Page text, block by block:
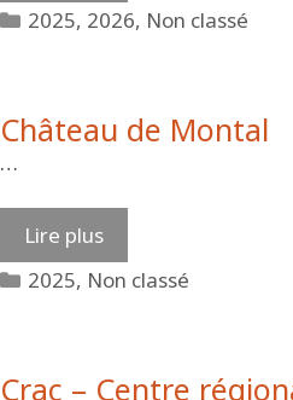
Catégories
2025, 2026, Non classé
Château de Montal
…
Lire plus
Catégories
2025, Non classé
Crac – Centre